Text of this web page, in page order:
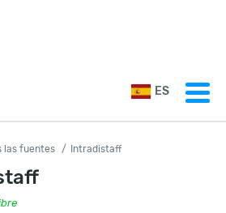
ES
las fuentes Intradistaff